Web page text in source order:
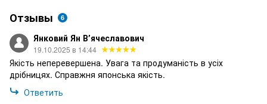
Отзывы 6
Янковий Ян Вʼячеславович
19.10.2025 в 14:44
Якість неперевершена. Увага та продуманість в усіх
дрібницях. Справжня японська якість.
Ответить